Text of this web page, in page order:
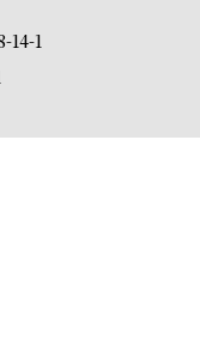
14-1